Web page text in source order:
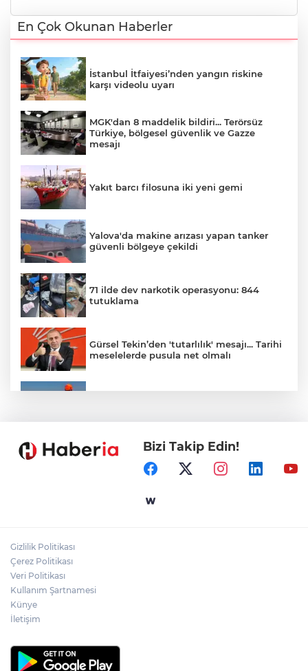
En Çok Okunan Haberler
İstanbul İtfaiyesi’nden yangın riskine
karşı videolu uyarı
MGK'dan 8 maddelik bildiri... Terörsüz
Türkiye, bölgesel güvenlik ve Gazze
mesajı
Yakıt barcı filosuna iki yeni gemi
Yalova'da makine arızası yapan tanker
güvenli bölgeye çekildi
71 ilde dev narkotik operasyonu: 844
tutuklama
Gürsel Tekin’den 'tutarlılık' mesajı... Tarihi
meselelerde pusula net olmalı
Samsun’da Alaçam'a yeni yaşam alanı
Yapay zekada onlarca uygulamanın
Bizi Takip Edin!
Gizlilik Politikası
Çerez Politikası
Veri Politikası
Kullanım Şartnamesi
Künye
İletişim